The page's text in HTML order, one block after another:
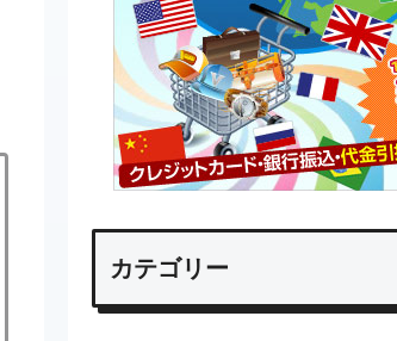
カテゴリー